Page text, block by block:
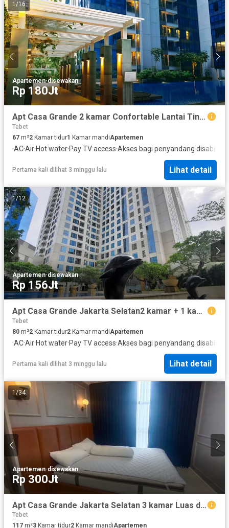
1 /16
Apartemen·disewakan
Rp 180Jt
Apt Casa Grande 2 kamar Confortable Lantai Tingggi Jakarta Selatan
Tebet
67 m²2 Kamar tidur1 Kamar mandiApartemen
·AC·Air·Hot water·Pay TV access·Akses bagi penyandang disabilitas
Pertama kali dilihat 3 minggu lalu Lihat detail
1/12
Apartemen·disewakan
Rp 156Jt
Apt Casa Grande Jakarta Selatan2 kamar + 1 kamar penatu Terhubung ke Mall
Tebet
80 m²2 Kamar tidur2 Kamar mandiApartemen
·AC·Air·Hot water·Pay TV access·Akses bagi penyandang disabilitas
Pertama kali dilihat 3 minggu lalu Lihat detail
1/34
Apartemen·disewakan
Rp 300Jt
Apt Casa Grande Jakarta Selatan 3 kamar Luas dan Interior nya Bagus banget
Tebet
117 m²3 Kamar tidur2 Kamar mandiApartemen